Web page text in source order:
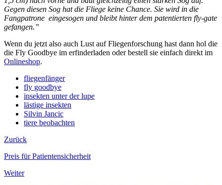
Gegen diesen Sog hat die Fliege keine Chance. Sie wird in die
Fangpatrone eingesogen und bleibt hinter dem patentierten fly-gate
gefangen.”
Wenn du jetzt also auch Lust auf Fliegenforschung hast dann hol die
die Fly Goodbye im erfinderladen oder bestell sie einfach direkt im
Onlineshop.
fliegenfänger
fly goodbye
insekten unter der lupe
lästige insekten
Silvin Jancic
tiere beobachten
Zurück
Preis für Patientensicherheit
Weiter